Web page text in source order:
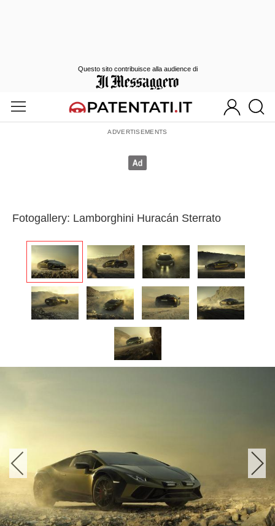
Fotogallery: Lamborghini Huracán Sterrato
Questo sito contribuisce alla audience di